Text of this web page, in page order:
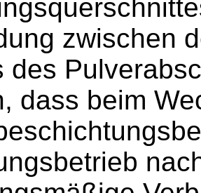
zwischen
des
dass beim